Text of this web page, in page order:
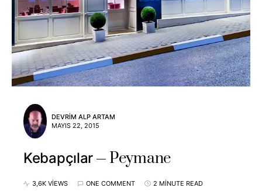
DEVRIM ALP ARTAM
MAYIS 22, 2015
Kebapçılar Peymane
3,6K VIEWS ONE COMMENT 2 MINUTE READ